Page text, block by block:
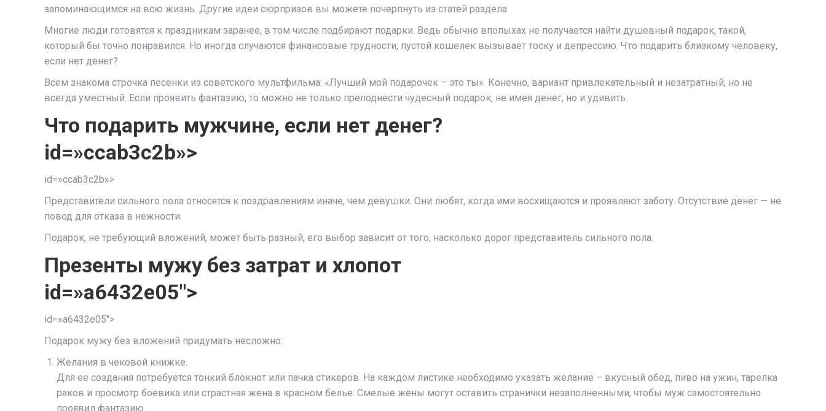
запоминающимся на всю жизнь. Другие идеи сюрпризов вы можете почерпнуть из статей раздела
Многие люди готовятся к праздникам заранее, в том числе подбирают подарки. Ведь обычно впопыхах не получается найти душевный подарок, такой,
который бы точно понравился. Но иногда случаются финансовые трудности, пустой кошелек вызывает тоску и депрессию. Что подарить близкому человеку,
если нет денег?
Всем знакома строчка песенки из советского мультфильма: «Лучший мой подарочек – это ты». Конечно, вариант привлекательный и незатратный, но не
всегда уместный. Если проявить фантазию, то можно не только преподнести чудесный подарок, не имея денег, но и удивить.
Что подарить мужчине, если нет денег?
id=»ccab3c2b»>
id=»ccab3c2b»>
Представители сильного пола относятся к поздравлениям иначе, чем девушки. Они любят, когда ими восхищаются и проявляют заботу. Отсутствие денег — не
повод для отказа в нежности.
Подарок, не требующий вложений, может быть разный, его выбор зависит от того, насколько дорог представитель сильного пола.
Презенты мужу без затрат и хлопот
id=»a6432e05″>
id=»a6432e05″>
Подарок мужу без вложений придумать несложно:
Желания в чековой книжке.
Для ее создания потребуется тонкий блокнот или пачка стикеров. На каждом листике необходимо указать желание – вкусный обед, пиво на ужин, тарелка
раков и просмотр боевика или страстная жена в красном белье. Смелые жены могут оставить странички незаполненными, чтобы муж самостоятельно
проявил фантазию.